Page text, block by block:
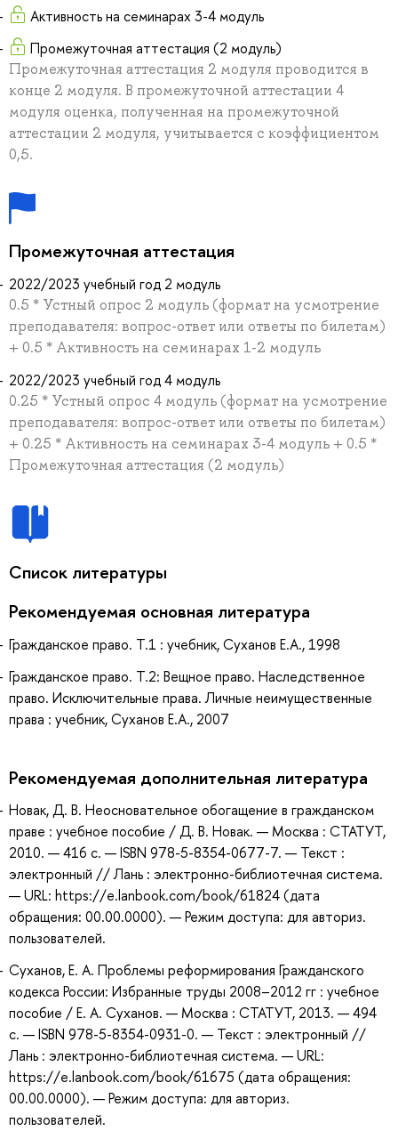
Активность на семинарах 3-4 модуль
Промежуточная аттестация (2 модуль)
Промежуточная аттестация 2 модуля проводится в
конце 2 модуля. В промежуточной аттестации 4
модуля оценка, полученная на промежуточной
аттестации 2 модуля, учитывается с коэффициентом
0,5.
Промежуточная аттестация
2022/2023 учебный год 2 модуль
0.5 * Устный опрос 2 модуль (формат на усмотрение
преподавателя: вопрос-ответ или ответы по билетам)
+ 0.5 * Активность на семинарах 1-2 модуль
2022/2023 учебный год 4 модуль
0.25 * Устный опрос 4 модуль (формат на усмотрение
преподавателя: вопрос-ответ или ответы по билетам)
+ 0.25 * Активность на семинарах 3-4 модуль + 0.5 *
Промежуточная аттестация (2 модуль)
Список литературы
Рекомендуемая основная литература
Гражданское право. Т.1 : учебник, Суханов Е.А., 1998
Гражданское право. Т.2: Вещное право. Наследственное
право. Исключительные права. Личные неимущественные
права : учебник, Суханов Е.А., 2007
Рекомендуемая дополнительная литература
Новак, Д. В. Неосновательное обогащение в гражданском
праве : учебное пособие / Д. В. Новак. — Москва : СТАТУТ,
2010. — 416 с. — ISBN 978-5-8354-0677-7. — Текст :
электронный // Лань : электронно-библиотечная система.
— URL: https://e.lanbook.com/book/61824 (дата
обращения: 00.00.0000). — Режим доступа: для авториз.
пользователей.
Суханов, Е. А. Проблемы реформирования Гражданского
кодекса России: Избранные труды 2008–2012 гг : учебное
пособие / Е. А. Суханов. — Москва : СТАТУТ, 2013. — 494
с. — ISBN 978-5-8354-0931-0. — Текст : электронный //
Лань : электронно-библиотечная система. — URL:
https://e.lanbook.com/book/61675 (дата обращения:
00.00.0000). — Режим доступа: для авториз.
пользователей.